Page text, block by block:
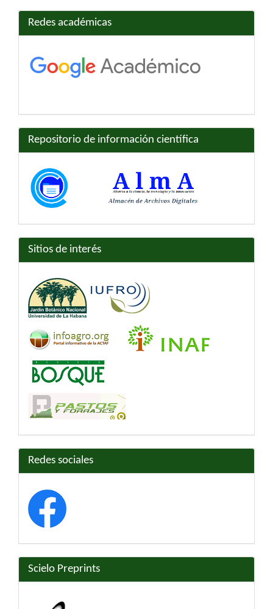
Redes académicas
Repositorio de información científica
Sitios de interés
Redes sociales
Scielo Preprints